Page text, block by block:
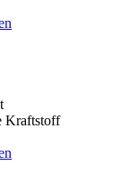
Kraftstoff